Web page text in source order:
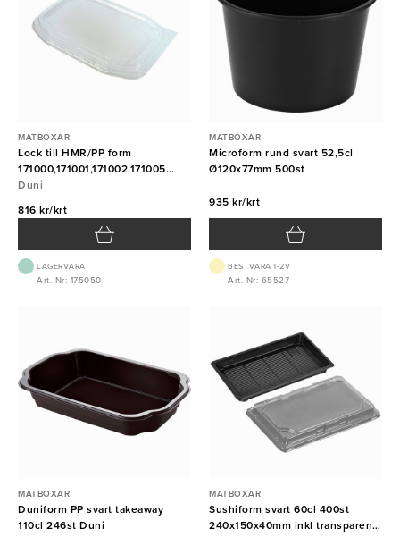
MATBOXAR
Lock till HMR/PP form
171000,171001,171002,171005
312st Duni
Duni
816 kr/krt
LAGERVARA
Art. Nr: 175050
MATBOXAR
Microform rund svart 52,5cl
Ø120x77mm 500st
935 kr/krt
BEST.VARA 1-2V
Art. Nr: 65527
MATBOXAR
Duniform PP svart takeaway
110cl 246st Duni
MATBOXAR
Sushiform svart 60cl 400st
240x150x40mm inkl transparent